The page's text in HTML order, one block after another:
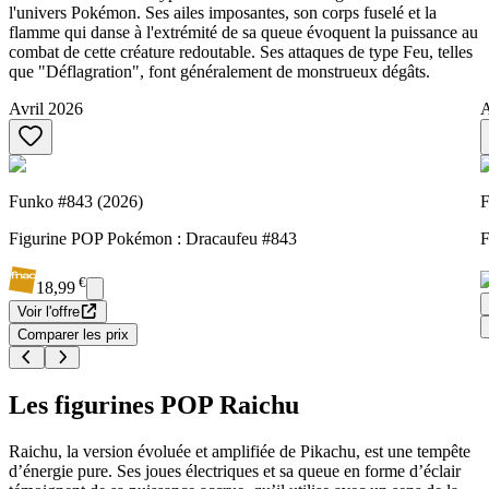
l'univers Pokémon. Ses ailes imposantes, son corps fuselé et la
flamme qui danse à l'extrémité de sa queue évoquent la puissance au
combat de cette créature redoutable. Ses attaques de type Feu, telles
que "Déflagration", font généralement de monstrueux dégâts.
Avril 2026
Funko #843 (2026)
Figurine POP Pokémon : Dracaufeu #843
18,99 €
Voir l'offre
Comparer les prix
Les figurines POP Raichu
Raichu, la version évoluée et amplifiée de Pikachu, est une tempête
d’énergie pure. Ses joues électriques et sa queue en forme d’éclair